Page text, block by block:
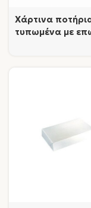
Χάρτινα
τυπωμένα με